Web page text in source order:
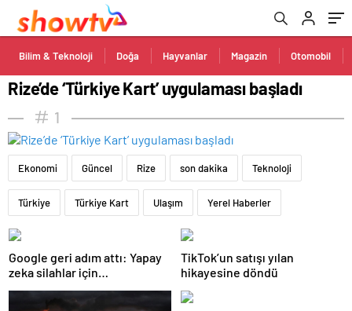
Bilim & Teknoloji Doğa Hayvanlar Magazin Otomobil
Rize’de ‘Türkiye Kart’ uygulaması başladı
1
Ekonomi Güncel Rize son dakika Teknoloji
Türkiye Türkiye Kart Ulaşım Yerel Haberler
Google geri adım attı: Yapay
zeka silahlar için
kullanılabilecek
TikTok’un satışı yılan
hikayesine döndü